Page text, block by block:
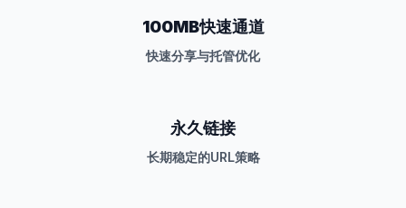
100MB快速通道
快速分享与托管优化
永久链接
长期稳定的URL策略